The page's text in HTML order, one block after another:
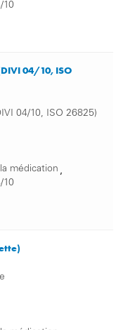
10
04/10, ISO
04/10, ISO 26825)
médication ,
10